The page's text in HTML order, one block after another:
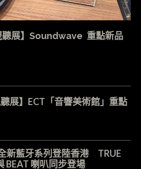
聽展】Soundwave 重點新品
聽展】ECT「音響美術館」重點
新藍牙系列登陸香港 TRUE
BEAT 喇叭同步登場